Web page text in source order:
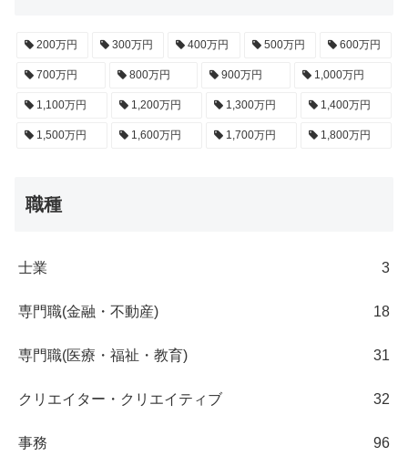
200万円 300万円 400万円 500万円 600万円
700万円 800万円 900万円 1,000万円
1,100万円 1,200万円 1,300万円 1,400万円
1,500万円 1,600万円 1,700万円 1,800万円
職種
士業 3
専門職(金融・不動産) 18
専門職(医療・福祉・教育) 31
クリエイター・クリエイティブ 32
事務 96